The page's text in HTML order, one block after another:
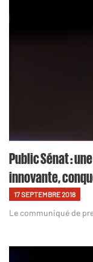
Public Sénat :
innovante,
17 SEPTEMBRE 2018
Le communiqué de